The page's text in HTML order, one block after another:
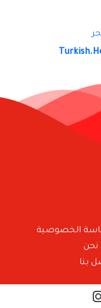
الخصوصية
نحن
بنا